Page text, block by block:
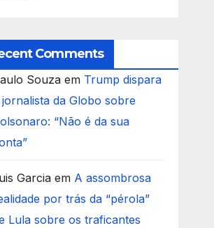
Comments
Souzaem Trump dispara
da Globo sobre
“Não é da sua
Garciaem A assombrosa
por trás da “pérola”
Lula sobre os traficantes